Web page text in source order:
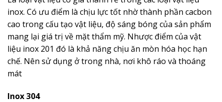
inox. Có ưu điểm là chịu lực tốt nhờ thành phần cacbon
cao trong cấu tạo vật liệu, độ sáng bóng của sản phẩm
mang lại giá trị về mặt thẩm mỹ. Nhược điểm của vật
liệu inox 201 đó là khả năng chịu ăn mòn hóa học hạn
chế. Nên sử dụng ở trong nhà, nơi khô ráo và thoáng
mát
Inox 304